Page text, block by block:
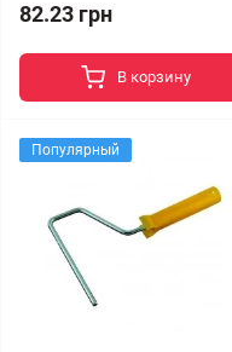
82.23 грн
В корзину
Популярный